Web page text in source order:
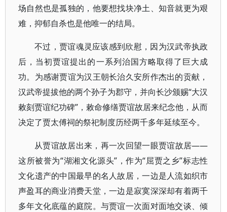
场自然也是孤独的，他要想找块净土、知音就更为艰
难，抑郁自杀也是他唯一的结局。
不过，贾谊魂灵应该感到欣慰，因为汉武帝执政
后，当初贾谊提出的一系列治国方略取得了巨大成
功。为感谢贾谊为汉王朝长治久安所作杰出的贡献，
汉武帝提拔他的两个孙子为郡守，并向长沙颁赐“大汉
敕刻贾谊纪功碑”，敕命修缮贾谊故居来纪念他，从而
决定了贾太傅祠的祭祀制度历经两千多年延续至今。
从贾谊故居出来，再一次回望一眼贾谊故居——
这所被誉为“湖湘文化源头”，作为“屈贾之乡”标志性
文化遗产的中国最早的名人故居，一边是人流如织市
声盈耳的商业消费天堂，一边是寂寞深深却有着两千
多年文化底蕴的庭院。与贾谊一次面对面地交谈、倾